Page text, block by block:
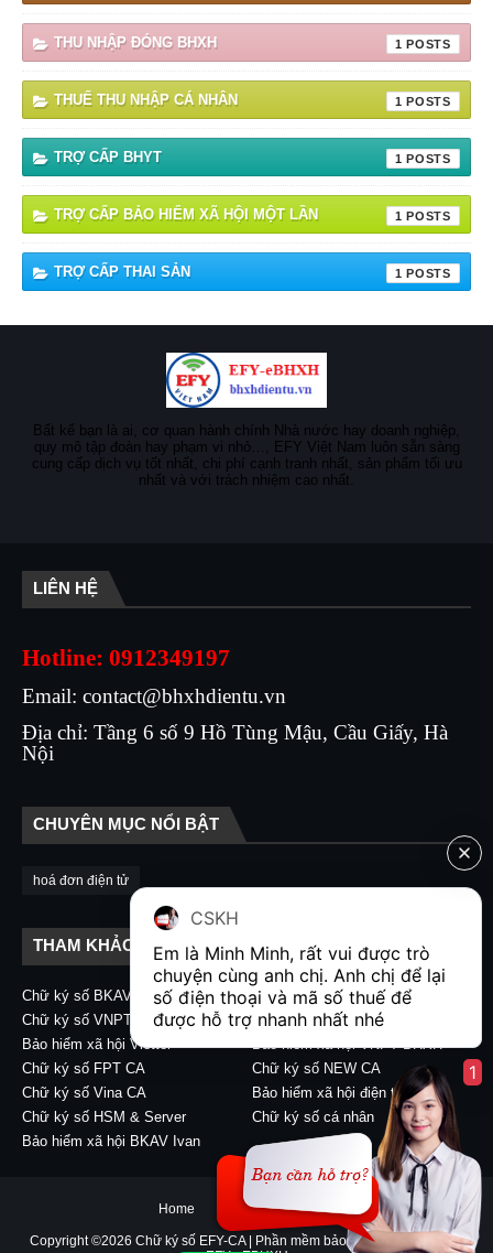
THU NHẬP ĐÓNG BHXH 1
THUẾ THU NHẬP CÁ NHÂN 1
TRỢ CẤP BHYT 1
TRỢ CẤP BẢO HIỂM XÃ HỘI MỘT LẦN 1
TRỢ CẤP THAI SẢN 1
Bất kể bạn là ai, cơ quan hành chính Nhà nước hay doanh nghiệp,
quy mô tập đoàn hay phạm vi nhỏ…, EFY Việt Nam luôn sẵn sàng
cung cấp dịch vụ tốt nhất, chi phí cạnh tranh nhất, sản phẩm tối ưu
nhất và với trách nhiệm cao nhất.
LIÊN HỆ
Hotline: 0912349197
Email: contact@bhxhdientu.vn
Địa chỉ: Tầng 6 số 9 Hồ Tùng Mậu, Cầu Giấy, Hà
Nội
CHUYÊN MỤC NỔI BẬT
hoá đơn điện tử
THAM KHẢO LIÊN KẾT
Chữ ký số BKAV CA
Chữ ký số VIETTEL CA
Chữ ký số VNPT CA
Chữ ký số CA2 - Nacencomm
Bảo hiểm xã hội Viettel
Bảo hiểm xã hội VNPT BHXH
Chữ ký số FPT CA
Chữ ký số NEW CA
Chữ ký số Vina CA
Bảo hiểm xã hội điện tử
Chữ ký số HSM & Server
Chữ ký số cá nhân
Bảo hiểm xã hội BKAV Ivan
Home About Contact Us
Copyright ©2026 Chữ ký số EFY-CA | Phần mềm bảo hiểm xã hội điện tử
CSKH
Em là Minh Minh, rất vui được trò
chuyện cùng anh chị. Anh chị để lại
số điện thoại và mã số thuế để
được hỗ trợ nhanh nhất nhé
1